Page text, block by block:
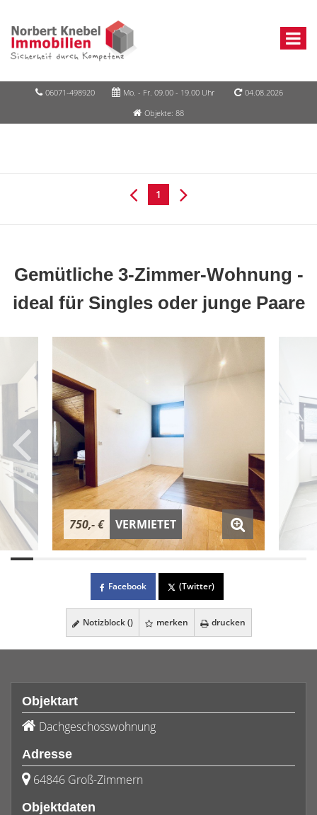
06071-498920 Mo. - Fr. 09.00 - 19.00 Uhr
04.08.2026
Objekte: 88
1
Gemütliche 3-Zimmer-Wohnung -
ideal für Singles oder junge Paare
750,- € VERMIETET
Facebook (Twitter)
Notizblock () merken drucken
Objektart
Dachgeschosswohnung
Adresse
64846 Groß-Zimmern
Objektdaten